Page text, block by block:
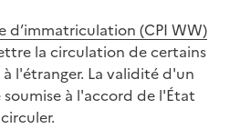
d’immatriculation (CPI WW)
la circulation de certains
l'étranger. La validité d'un
à l'accord de l'État